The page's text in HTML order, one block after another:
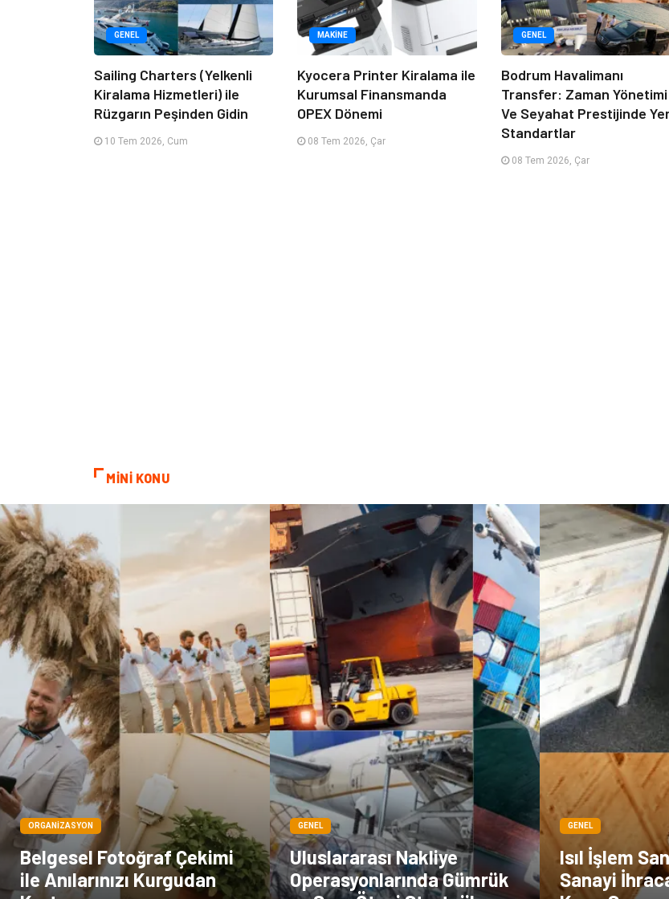
GENEL
Sailing Charters (Yelkenli
Kiralama Hizmetleri) ile
Rüzgarın Peşinden Gidin
10 Tem 2026, Cum
MAKINE
Kyocera Printer Kiralama ile
Kurumsal Finansmanda
OPEX Dönemi
08 Tem 2026, Çar
GENEL
Bodrum Havalimanı
Transfer: Zaman Yönetimi
Ve Seyahat Prestijinde
Standartlar
08 Tem 2026, Çar
MİNİ KONU
ORGANIZASYON
Belgesel Fotoğraf Çekimi
ile Anılarınızı Kurgudan
GENEL
Uluslararası Nakliye
Operasyonlarında Gümrük
GENEL
Isıl İşlem
Sanayi